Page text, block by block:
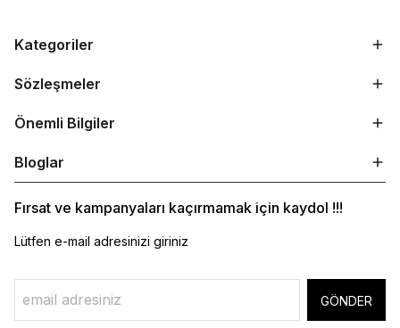
Kategoriler
Sözleşmeler
Önemli Bilgiler
Bloglar
Fırsat ve kampanyaları kaçırmamak için kaydol !!!
Lütfen e-mail adresinizi giriniz
GÖNDER